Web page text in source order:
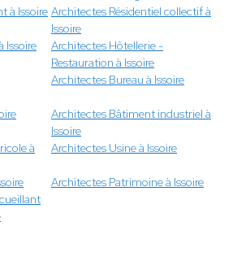
à Issoire Architectes Résidentiel collectif à
Issoire
Issoire
Architectes Hôtellerie -
Restauration à Issoire
Architectes Bureau à Issoire
Architectes Bâtiment industriel à
Issoire
à
Architectes Usine à Issoire
Architectes Patrimoine à Issoire